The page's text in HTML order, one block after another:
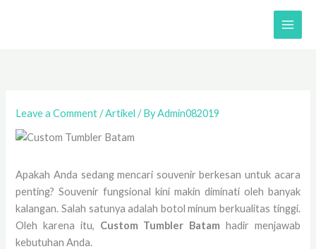
Leave a Comment /Artikel / ByAdmin082019
Apakah Anda sedang mencari souvenir berkesan untuk acara
penting? Souvenir fungsional kini makin diminati oleh banyak
kalangan. Salah satunya adalah botol minum berkualitas tinggi.
Oleh karena itu, Custom Tumbler Batam hadir menjawab
kebutuhan Anda.